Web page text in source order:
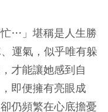
忙…」堪稱是人生勝
運氣，似乎唯有躲
才能讓她感到自
即便擁有亮眼成
仍頻繁在心底擔憂